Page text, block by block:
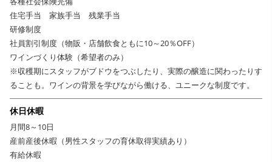
住宅手当 家族手当 残業手当
研修制度
社員割引制度（物販・店舗飲食ともに10～20％OFF）
ワインづくり体験（希望者のみ）
※収穫期にスタッフがブドウをつぶしたり、実際の醸造に関わったりす
ることも。ワインの背景を学びながら働ける、ユニークな制度です。
休日休暇
月間8～10日
産前産後休暇（男性スタッフの育休取得実績あり）
有給休暇